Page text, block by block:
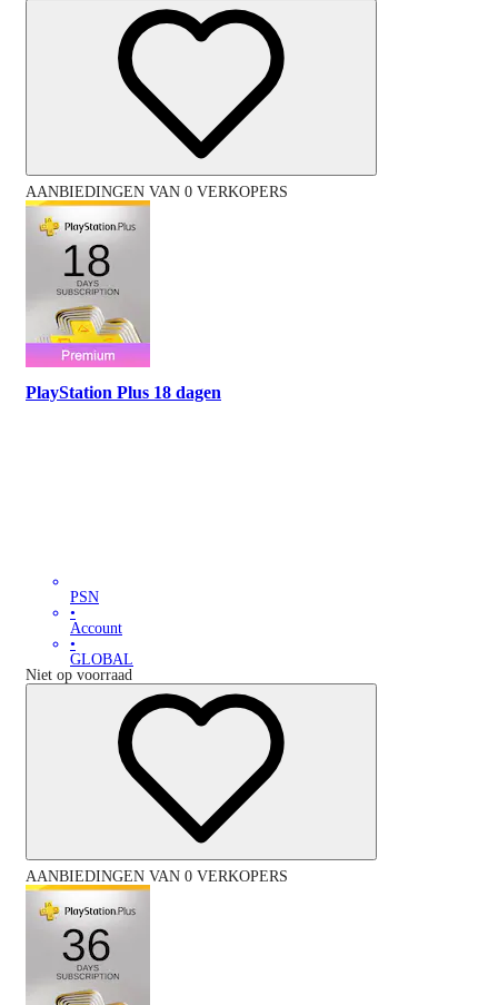
AANBIEDINGEN VAN 0 VERKOPERS
PlayStation Plus 18 dagen
PSN
•
Account
•
GLOBAL
Niet op voorraad
AANBIEDINGEN VAN 0 VERKOPERS